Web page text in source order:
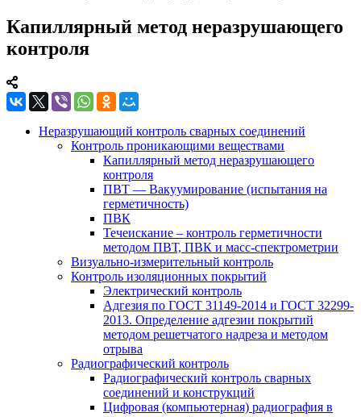
Капиллярный метод неразрушающего
контроля
Неразрушающий контроль сварных соединений
Контроль проникающими веществами
Капиллярный метод неразрушающего
контроля
ПВТ — Вакуумирование (испытания на
герметичность)
ПВК
Течеискание – контроль герметичности
методом ПВТ, ПВК и масс-спектрометрии
Визуально-измерительный контроль
Контроль изоляционных покрытий
Электрический контроль
Адгезия по ГОСТ 31149-2014 и ГОСТ 32299-
2013. Определение адгезии покрытий
методом решетчатого надреза и методом
отрыва
Радиографический контроль
Радиографический контроль сварных
соединений и конструкций
Цифровая (компьютерная) радиография в